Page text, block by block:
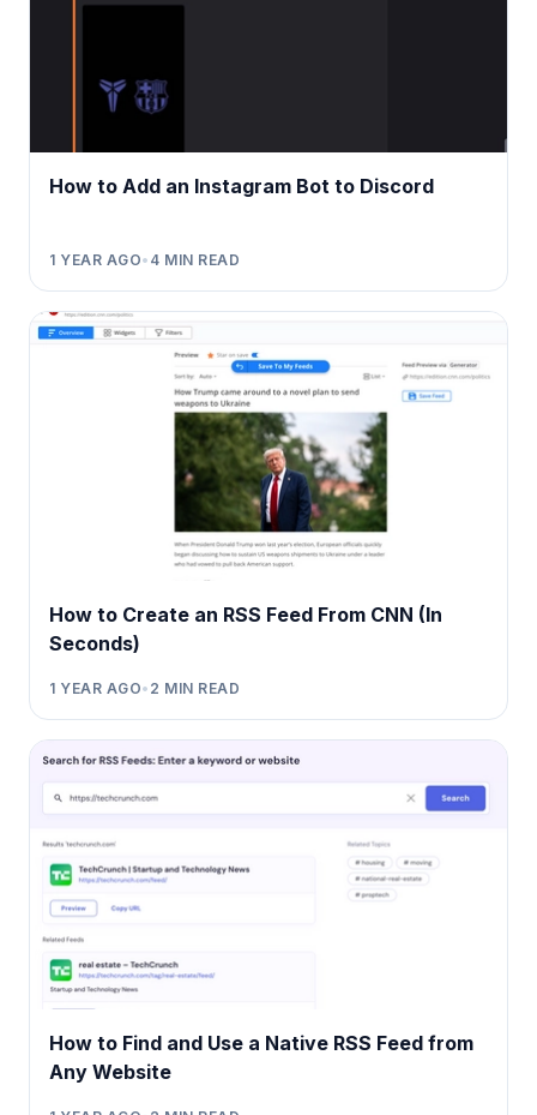
How to Add an Instagram Bot to Discord
1 YEAR AGO• 4 MIN READ
How to Create an RSS Feed From CNN (In
Seconds)
1 YEAR AGO• 2 MIN READ
How to Find and Use a Native RSS Feed from
Any Website